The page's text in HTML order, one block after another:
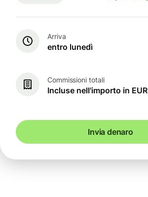
Arriva
entro lunedì
Commissioni totali
Incluse nell'importo in EUR
Invia denaro